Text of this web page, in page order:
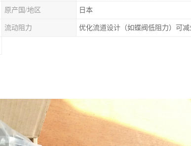
原产国/地区 日本
流动阻力 优化流道设计（如蝶阀低阻力）可